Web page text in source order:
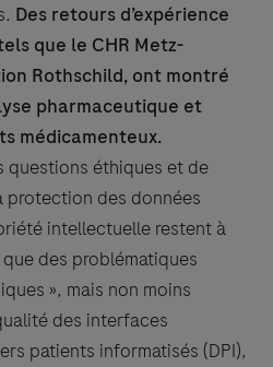
Des retours d’expérience
que le CHR Metz-
Rothschild, ont montré
pharmaceutique et
médicamenteux.
questions éthiques et de
protection des données
intellectuelle restent à
des problématiques
», mais non moins
des interfaces
patients informatisés (DPI),